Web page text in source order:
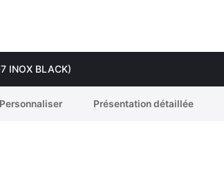
INOX BLACK)
Personnaliser Présentation détaillée